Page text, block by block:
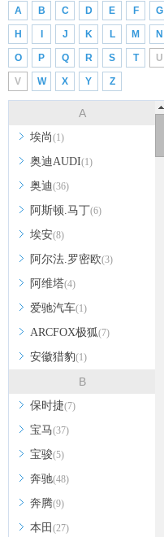
A B C D E F G
H J K L M N
O P Q R S T U
V W X Y Z
A
埃尚(1)
奥迪AUDI(1)
奥迪(36)
阿斯顿.马丁(6)
埃安(8)
阿尔法.罗密欧(3)
阿维塔(4)
爱驰汽车(1)
ARCFOX极狐(7)
安徽猎豹(1)
B
保时捷(7)
宝马(37)
宝骏(5)
奔驰(48)
奔腾(9)
本田 (27)